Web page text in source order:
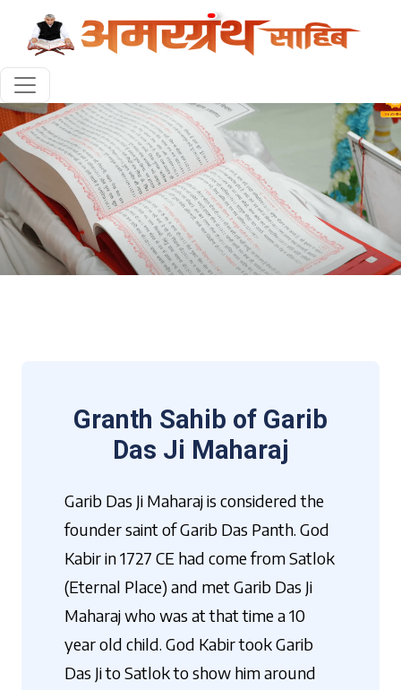
Granth Sahib of Garib
Das Ji Maharaj
Garib Das Ji Maharaj is considered the
founder saint of Garib Das Panth. God
Kabir in 1727 CE had come from Satlok
(Eternal Place) and met Garib Das Ji
Maharaj who was at that time a 10
year old child. God Kabir took Garib
Das Ji to Satlok to show him around